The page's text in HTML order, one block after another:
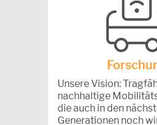
Unsere Vision:
nachhaltige
die auch in den
Generationen noch